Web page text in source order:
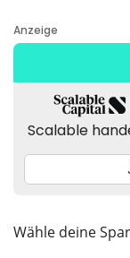
Wähle deine